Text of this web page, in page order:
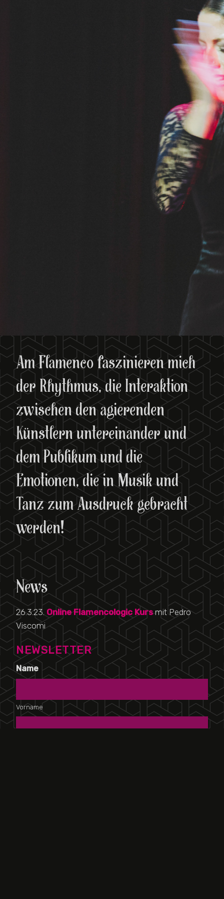
Am Flamenco faszinieren mich
der Rhythmus, die Interaktion
zwischen den agierenden
Künstlern untereinander und
dem Publikum und die
Emotionen, die in Musik und
Tanz zum Ausdruck gebracht
werden!
News
26.3.23. Online Flamencologic Kursmit Pedro
Viscomi
NEWSLETTER
Name
Vorname